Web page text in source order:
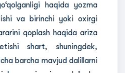
haqida yozma
va birinchi yoki oxirgi
qoplash haqida ariza
shart, shuningdek,
barcha mavjud dalillarni